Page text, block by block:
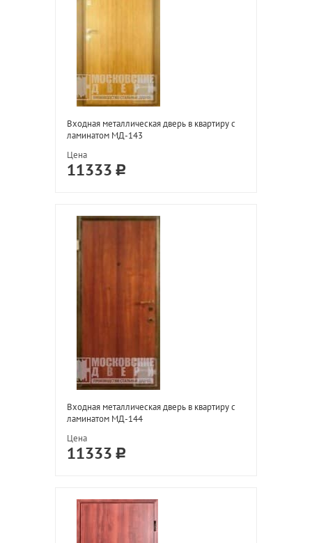
Входная металлическая дверь в квартиру с
ламинатом МД-143
Цена
11333
Входная металлическая дверь в квартиру с
ламинатом МД-144
Цена
11333